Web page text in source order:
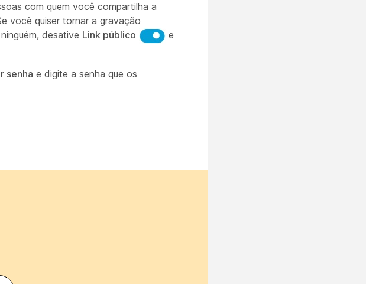
com quem você compartilha a
você quiser tornar a gravação
desative Link público
e
senha e digite a senha que os